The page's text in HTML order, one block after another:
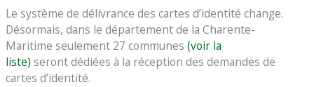
Le système de délivrance des cartes d’identité change.
Désormais, dans le département de la Charente-
Maritime seulement 27 communes(voir la
liste) seront dédiées à la réception des demandes de
cartes d’identité.